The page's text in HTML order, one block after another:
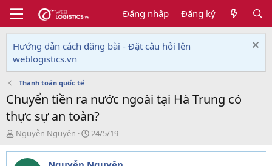
Đăng nhập Đăng ký
Hướng dẫn cách đăng bài - Đặt câu hỏi lên
weblogistics.vn
Thanh toán quốc tế
Chuyển tiền ra nước ngoài tại Hà Trung có
thực sự an toàn?
T
h
r
Nguyễn Nguyên
N
g
à
24/5/19